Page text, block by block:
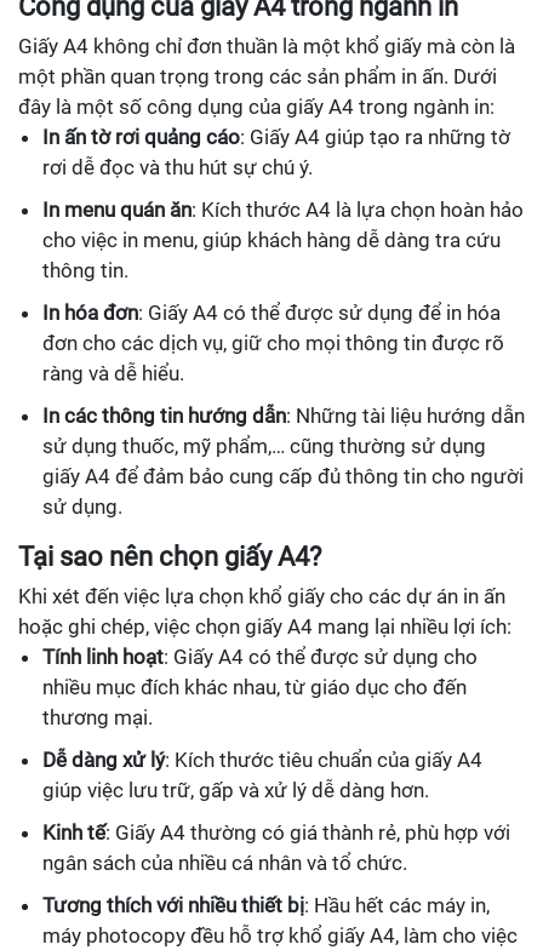
Công dụng của giấy A4 trong ngành in
Giấy A4 không chỉ đơn thuần là một khổ giấy mà còn là
một phần quan trọng trong các sản phẩm in ấn. Dưới
đây là một số công dụng của giấy A4 trong ngành in:
In ấn tờ rơi quảng cáo: Giấy A4 giúp tạo ra những tờ
rơi dễ đọc và thu hút sự chú ý.
In menu quán ăn: Kích thước A4 là lựa chọn hoàn hảo
cho việc in menu, giúp khách hàng dễ dàng tra cứu
thông tin.
In hóa đơn: Giấy A4 có thể được sử dụng để in hóa
đơn cho các dịch vụ, giữ cho mọi thông tin được rõ
ràng và dễ hiểu.
In các thông tin hướng dẫn: Những tài liệu hướng dẫn
sử dụng thuốc, mỹ phẩm,… cũng thường sử dụng
giấy A4 để đảm bảo cung cấp đủ thông tin cho người
sử dụng.
Tại sao nên chọn giấy A4?
Khi xét đến việc lựa chọn khổ giấy cho các dự án in ấn
hoặc ghi chép, việc chọn giấy A4 mang lại nhiều lợi ích:
Tính linh hoạt: Giấy A4 có thể được sử dụng cho
nhiều mục đích khác nhau, từ giáo dục cho đến
thương mại.
Dễ dàng xử lý: Kích thước tiêu chuẩn của giấy A4
giúp việc lưu trữ, gấp và xử lý dễ dàng hơn.
Kinh tế: Giấy A4 thường có giá thành rẻ, phù hợp với
ngân sách của nhiều cá nhân và tổ chức.
Tương thích với nhiều thiết bị: Hầu hết các máy in,
máy photocopy đều hỗ trợ khổ giấy A4, làm cho việc